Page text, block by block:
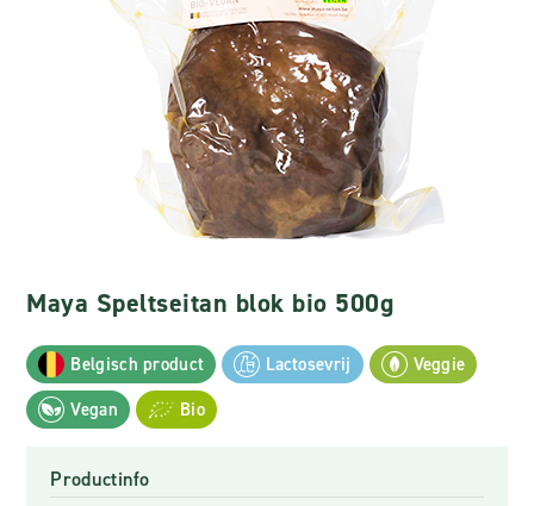
Maya Speltseitan blok bio 500g
Belgisch product Lactosevrij
Veggie
Vegan
Bio
Productinfo